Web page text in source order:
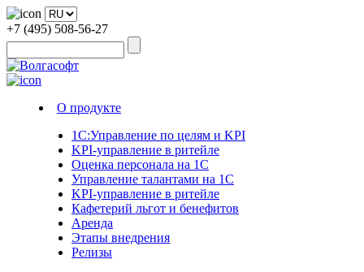
+7 (495) 508-56-27
О продукте
1С:Управление по целям и KPI
KPI-управление в ритейле
Оценка персонала на 1С
Управление талантами на 1С
KPI-управление в ритейле
Кафетерий льгот и бенефитов
Аренда
Этапы внедрения
Релизы